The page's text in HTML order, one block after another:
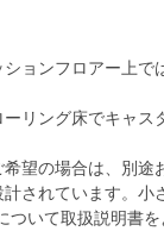
ョンフロアー上
リング床でキャ
望の場合は、別途
されています。小
ついて取扱説明書